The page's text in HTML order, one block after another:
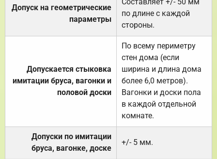
Допуск на геометрические
параметры
по длине с каждой
стороны.
Допускается стыковка
имитации бруса, вагонки и
половой доски
По всему периметру
стен дома (если
ширина и длина дома
более 6,0 метров).
Вагонки и доски пола
в каждой отдельной
комнате.
Допуски по имитации
бруса, вагонке, доске
+/- 5 мм.